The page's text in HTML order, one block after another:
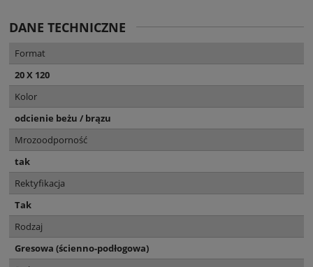
DANE TECHNICZNE
Format
20 X 120
Kolor
odcienie beżu / brązu
Mrozoodporność
tak
Rektyfikacja
Tak
Rodzaj
Gresowa (ścienno-podłogowa)